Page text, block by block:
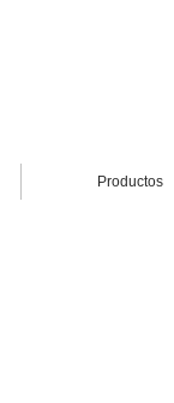
Productos